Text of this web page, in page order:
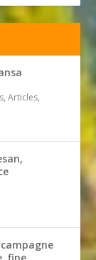
Articles,